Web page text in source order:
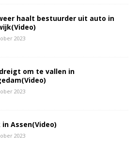
haalt bestuurder uit auto in
2023
om te vallen in
2023
in Assen(Video)
2023